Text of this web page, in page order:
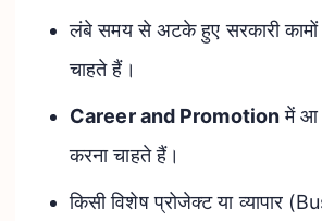
लंबे समय से अटके हुए सरकारी कामों
चाहते हैं।
Career and Promotionमें आ
करना चाहते हैं।
किसी विशेष प्रोजेक्ट या व्यापार